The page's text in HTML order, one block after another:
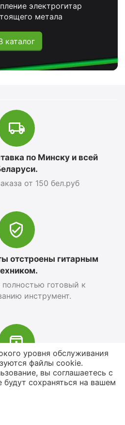
электрогитар
метала
каталог
по Минску и всей
от 150 бел.руб
отстроены гитарным
готовый к
инструмент.
4000 наименований
товаров
до сценического
уровня обслуживания
файлы cookie.
вы соглашаетесь с
сохраняться на вашем